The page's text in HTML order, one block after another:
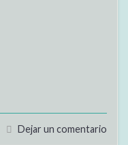
Dejar un comentario